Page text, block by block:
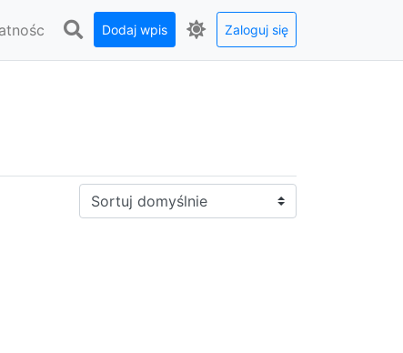
Dodaj wpis Zaloguj się
Sortuj: